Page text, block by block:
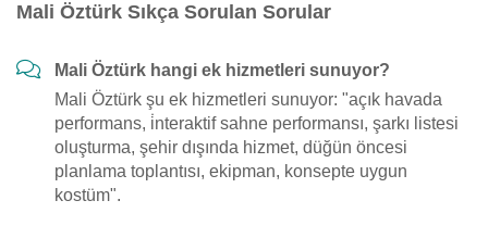
Mali Öztürk Sıkça Sorulan Sorular
Mali Öztürk hangi ek hizmetleri sunuyor?
Mali Öztürk şu ek hizmetleri sunuyor: "açık havada
performans, i̇nteraktif sahne performansı, şarkı listesi
oluşturma, şehir dışında hizmet, düğün öncesi
planlama toplantısı, ekipman, konsepte uygun
kostüm".